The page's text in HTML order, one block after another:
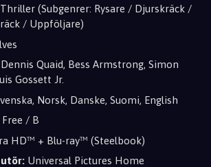
(Subgenrer: Rysare / Djurskräck /
/ Uppföljare)
Dennis Quaid, Bess Armstrong, Simon
Gossett Jr.
Norsk, Danske, Suomi, English
Free / B
HD™ + Blu-ray™ (Steelbook)
Universal Pictures Home